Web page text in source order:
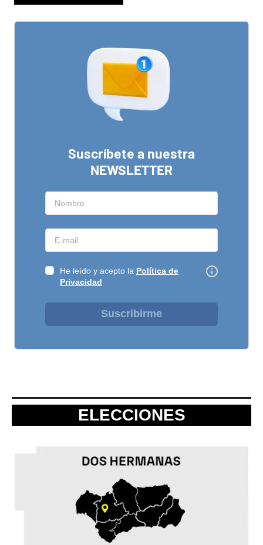
Suscríbete a nuestra
NEWSLETTER
He leído y acepto la Política de
Privacidad
Suscribirme
ELECCIONES